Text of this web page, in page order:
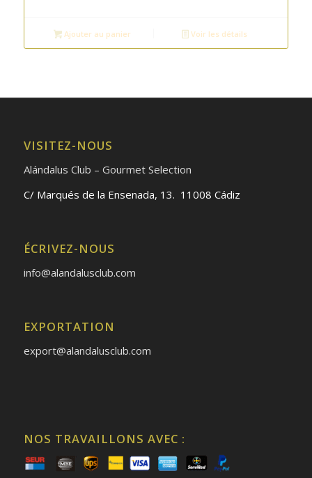
Ajouter au panier Voir les détails
VISITEZ-NOUS
Alándalus Club – Gourmet Selection
C/ Marqués de la Ensenada, 13. 11008 Cádiz
ÉCRIVEZ-NOUS
info@alandalusclub.com
EXPORTATION
export@alandalusclub.com
NOS TRAVAILLONS AVEC :